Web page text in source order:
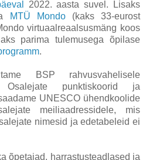
2022. aasta suvel. Lisaks
MTÜ Mondo(kaks 33-eurost
virtuaalreaalsusmäng koos
parima tulemusega õpilase
.
BSP rahvusvahelisele
Osalejate punktiskoorid ja
UNESCO ühendkoolide
meiliaadressidele, mis
nimesid ja edetabeleid ei
õpetajad, harrastusteadlased ja